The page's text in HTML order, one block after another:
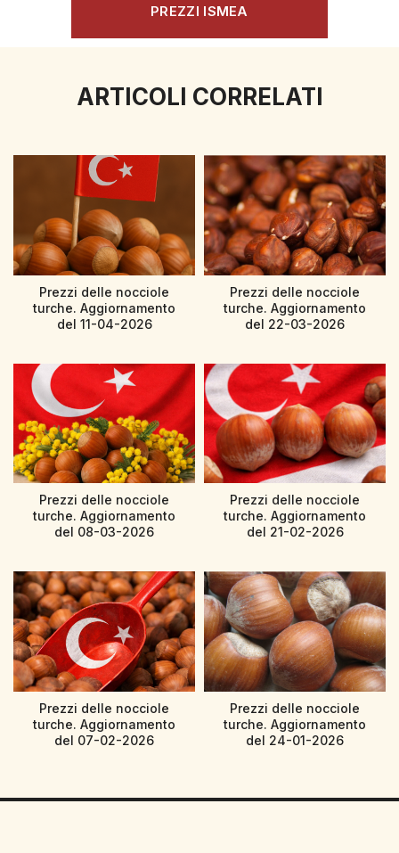
PREZZI ISMEA
ARTICOLI CORRELATI
Prezzi delle nocciole
turche. Aggiornamento
del 11-04-2026
Prezzi delle nocciole
turche. Aggiornamento
del 22-03-2026
Prezzi delle nocciole
turche. Aggiornamento
del 08-03-2026
Prezzi delle nocciole
turche. Aggiornamento
del 21-02-2026
Prezzi delle nocciole
turche. Aggiornamento
del 07-02-2026
Prezzi delle nocciole
turche. Aggiornamento
del 24-01-2026